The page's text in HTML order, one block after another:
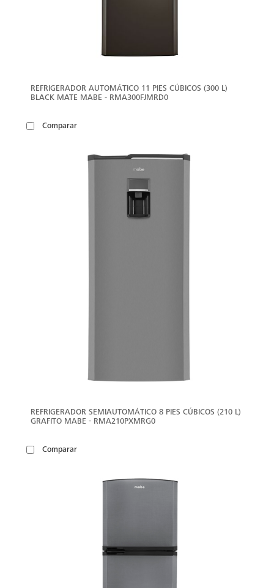
REFRIGERADOR AUTOMÁTICO 11 PIES CÚBICOS (300 L)
BLACK MATE MABE - RMA300FJMRD0
Comparar
REFRIGERADOR SEMIAUTOMÁTICO 8 PIES CÚBICOS (210 L)
GRAFITO MABE - RMA210PXMRG0
Comparar